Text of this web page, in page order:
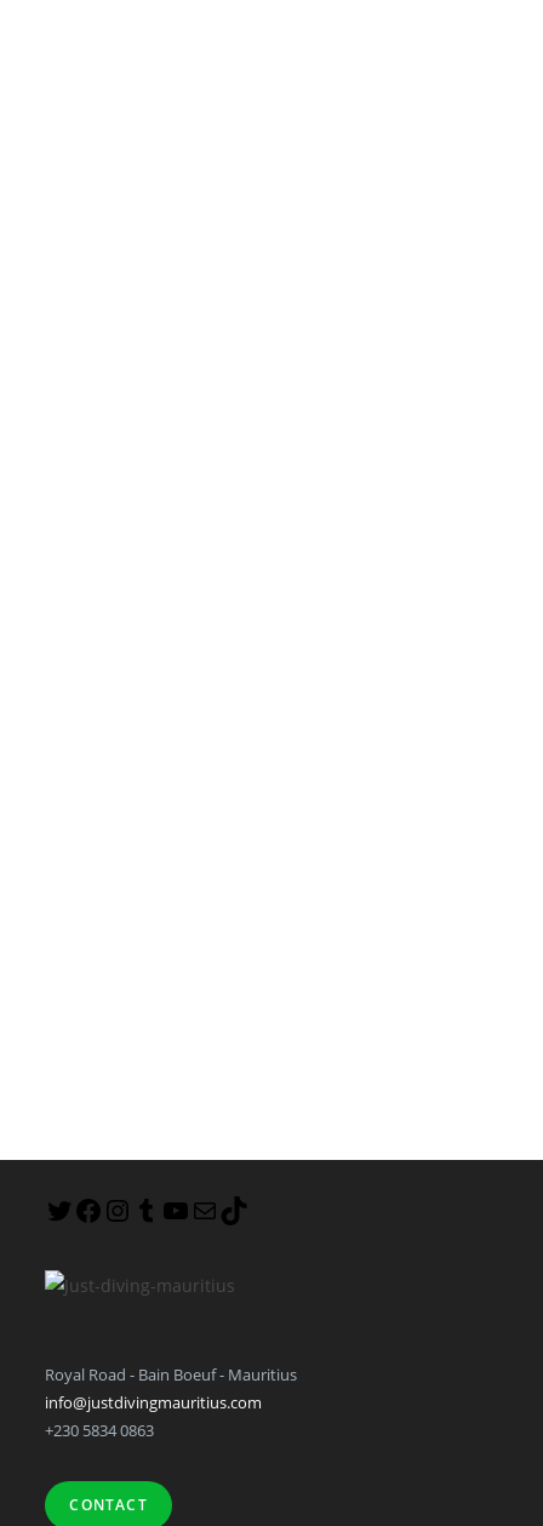
Royal Road - Bain Boeuf - Mauritius
info@justdivingmauritius.com
+230 5834 0863
CONTACT